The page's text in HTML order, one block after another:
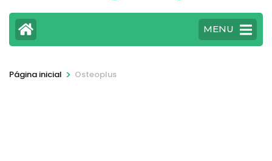
MENU
Página inicial > Osteoplus